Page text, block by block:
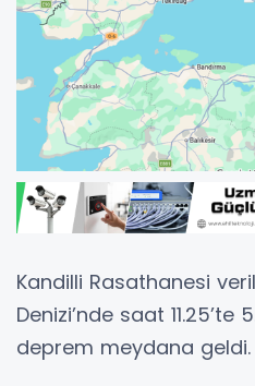
Kandilli Rasathanesi
Denizi’nde saat 11.25’te
deprem meydana geldi.